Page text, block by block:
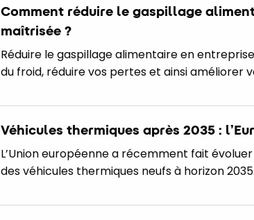
Comment réduire le gaspillage
maîtrisée ?
Réduire le gaspillage alimentaire en
du froid, réduire vos pertes et ainsi améliorer
Véhicules thermiques après 2035 :
L’Union européenne a récemment fait
des véhicules thermiques neufs à horizon 2035.